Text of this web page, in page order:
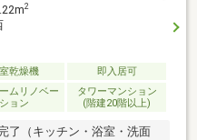
2
乾燥機 即入居可
ムリノベー
ション
タワーマンション
(階建20階以上)
了（キッチン・浴室・洗面